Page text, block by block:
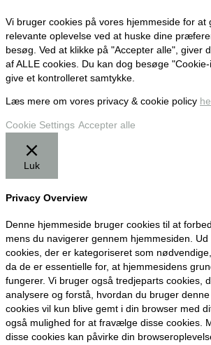
Vi bruger cookies på vores hjemmeside for at
relevante oplevelse ved at huske dine
besøg. Ved at klikke på "Accepter alle", giver
af ALLE cookies. Du kan dog besøge
give et kontrolleret samtykke.
Læs mere om vores privacy & cookie policy
Cookie Settings Accepter alle
Luk
Privacy Overview
Denne hjemmeside bruger cookies til at
mens du navigerer gennem hjemmesiden.
cookies, der er kategoriseret som
da de er essentielle for, at hjemmesidens
fungerer. Vi bruger også tredjeparts cookies,
analysere og forstå, hvordan du bruger
cookies vil kun blive gemt i din browser med
også mulighed for at fravælge disse cookies.
disse cookies kan påvirke din